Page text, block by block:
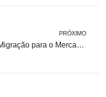
PRÓXIMO
Migração para o Mercado Livre de Energia: Esperar 2024 ou não?